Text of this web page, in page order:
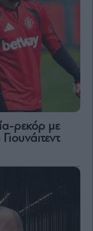
ρεκόρ με